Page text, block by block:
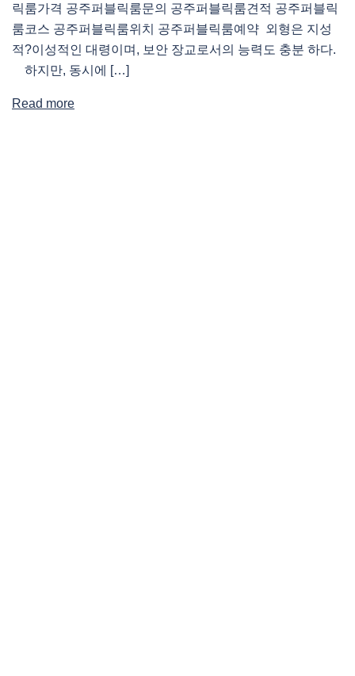
릭룸가격 공주퍼블릭룸문의 공주퍼블릭룸견적 공주퍼블릭
룸코스 공주퍼블릭룸위치 공주퍼블릭룸예약 외형은 지성
적?이성적인 대령이며, 보안 장교로서의 능력도 충분 하다.
하지만, 동시에 […]
Read more